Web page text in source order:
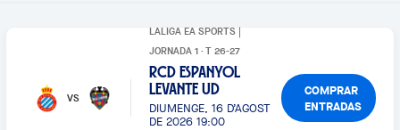
VS
LALIGA EA SPORTS |
JORNADA 1 · T 26-27
RCD ESPANYOL
LEVANTE UD
DIUMENGE, 16 D’AGOST
DE 2026 19:00
COMPRAR
ENTRADAS